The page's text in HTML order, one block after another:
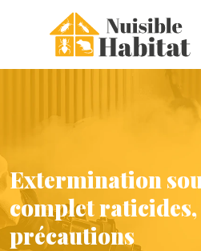
Extermination
complet
précautions